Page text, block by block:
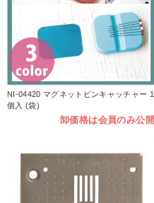
NI-04420 マグネットピンキャッチャー 1
個入 (袋)
卸価格は会員のみ公開